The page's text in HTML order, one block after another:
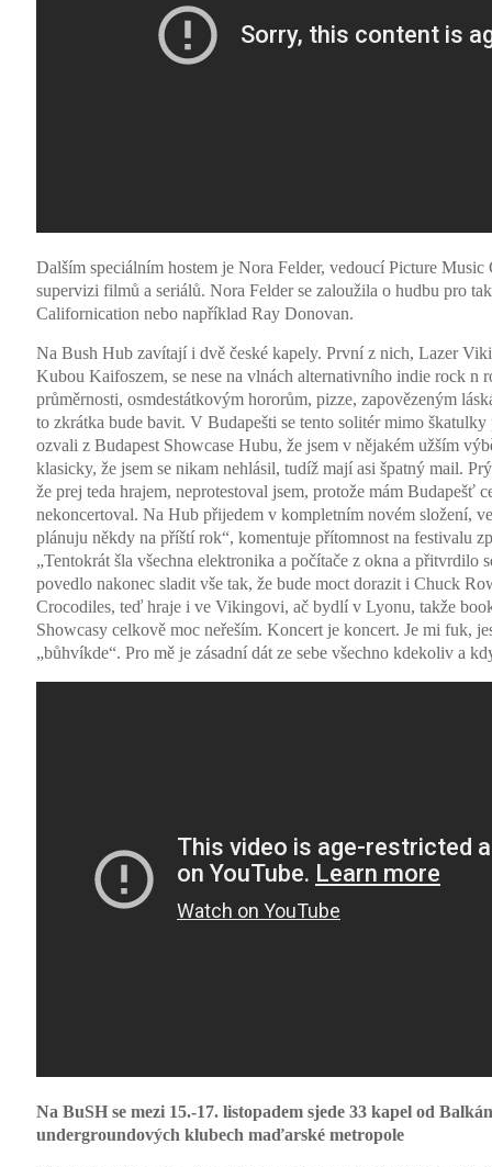
Dalším speciálním hostem je Nora Felder, vedoucí Picture
supervizi filmů a seriálů. Nora Felder se zaloužila o hudbu pro
Californication nebo například Ray Donovan.
Na Bush Hub zavítají i dvě české kapely. První z nich, Lazer
Kubou Kaifoszem, se nese na vlnách alternativního indie rock n
průměrnosti, osmdestátkovým hororům, pizze, zapovězeným
to zkrátka bude bavit. V Budapešti se tento solitér mimo
ozvali z Budapest Showcase Hubu, že jsem v nějakém užším
klasicky, že jsem se nikam nehlásil, tudíž mají asi špatný mail.
že prej teda hrajem, neprotestoval jsem, protože mám Budapešť
nekoncertoval. Na Hub přijedem v kompletním novém složení,
plánuju někdy na příští rok“, komentuje přítomnost na festivalu
„Tentokrát šla všechna elektronika a počítače z okna a přitvrdilo
povedlo nakonec sladit vše tak, že bude moct dorazit i Chuck
Crocodiles, teď hraje i ve Vikingovi, ač bydlí v Lyonu, takže
Showcasy celkově moc neřeším. Koncert je koncert. Je mi fuk,
„bůhvíkde“. Pro mě je zásadní dát ze sebe všechno kdekoliv a
Na BuSH se mezi 15.-17. listopadem sjede 33 kapel od
undergroundových klubech maďarské metropole